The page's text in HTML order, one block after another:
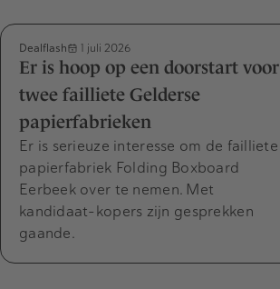
Dealflash 1 juli 2026
Er is hoop op een doorstart voor
twee failliete Gelderse
papierfabrieken
Er is serieuze interesse om de failliete
papierfabriek Folding Boxboard
Eerbeek over te nemen. Met
kandidaat-kopers zijn gesprekken
gaande.